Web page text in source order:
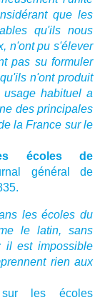
que les
qu'ils nous
n'ont pu s'élever
pas su formuler
n'ont produit
usage habituel a
des principales
la France sur le
écoles de
général de
les écoles du
le latin, sans
il est impossible
rien aux
sur les écoles